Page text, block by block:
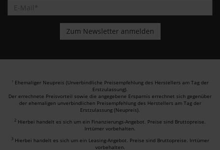
1 Ehemaliger Neupreis (Unverbindliche Preisempfehlung des Herstellers am Tag der
Erstzulassung).
Der errechnete Preisvorteil sowie die angegebene Ersparnis errechnet sich gegenüber
der ehemaligen unverbindlichen Preisempfehlung des Herstellers am Tag der
Erstzulassung (Neupreis).
2 Hierbei handelt es sich um ein Finanzierungs-Angebot. Preise sind Bruttopreise.
Irrtümer vorbehalten.
3 Hierbei handelt es sich um ein Leasing-Angebot. Preise sind Bruttopreise. Irrtümer
vorbehalten.